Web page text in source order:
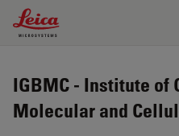
Leica Microsystems Logo
IGBMC - Institute of
Molecular and